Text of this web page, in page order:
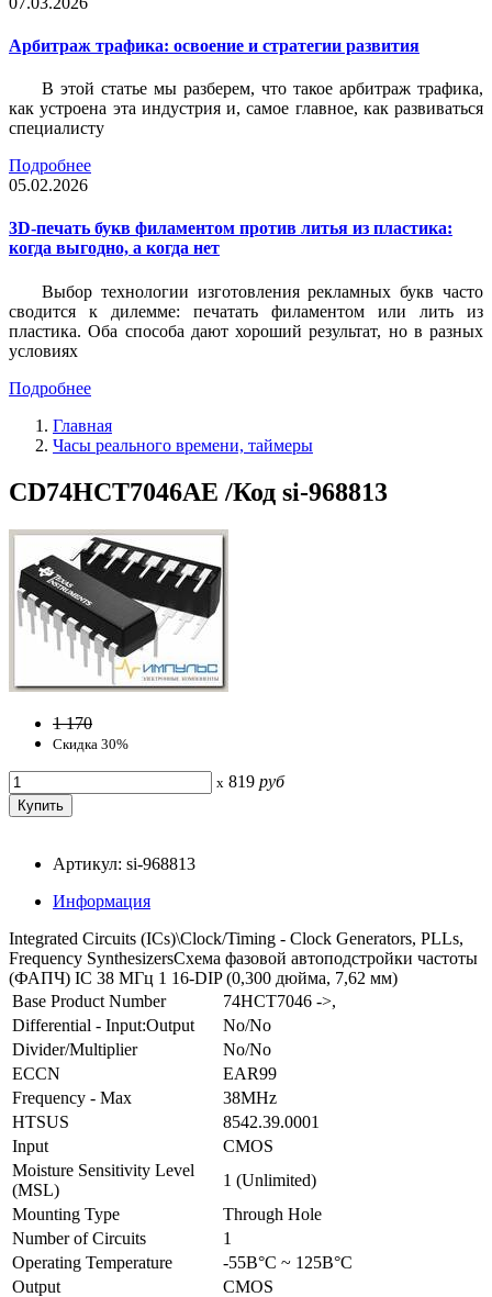
Арбитраж трафика: освоение и стратегии развития
В этой статье мы разберем, что такое арбитраж трафика,
как устроена эта индустрия и, самое главное, как развиваться
специалисту
Подробнее
05.02.2026
3D-печать букв филаментом против литья из пластика:
когда выгодно, а когда нет
Выбор технологии изготовления рекламных букв часто
сводится к дилемме: печатать филаментом или лить из
пластика. Оба способа дают хороший результат, но в разных
условиях
Подробнее
Главная
Часы реального времени, таймеры
CD74HCT7046AE /Код si-968813
1 170
Скидка 30%
x 819 руб
Артикул: si-968813
Информация
Integrated Circuits (ICs)\Clock/Timing - Clock Generators, PLLs,
Frequency SynthesizersСхема фазовой автоподстройки частоты
(ФАПЧ) IC 38 МГц 1 16-DIP (0,300 дюйма, 7,62 мм)
Base Product Number
74HCT7046 ->,
Differential - Input:Output
No/No
Divider/Multiplier
No/No
ECCN
EAR99
Frequency - Max
38MHz
HTSUS
8542.39.0001
Input
CMOS
Moisture Sensitivity Level
(MSL)
1 (Unlimited)
Mounting Type
Through Hole
Number of Circuits
1
Operating Temperature
-55В°C ~ 125В°C
Output
CMOS